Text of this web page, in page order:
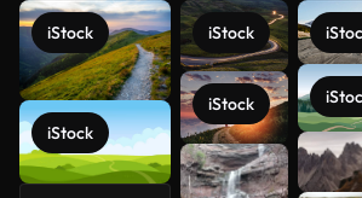
iStock
iStock
iStock
iStock